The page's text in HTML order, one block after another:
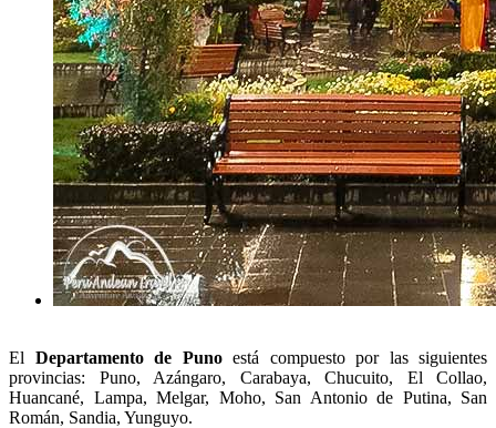
El Departamento de Punoestá compuesto por las siguientes
provincias: Puno, Azángaro, Carabaya, Chucuito, El Collao,
Huancané, Lampa, Melgar, Moho, San Antonio de Putina, San
Román, Sandia, Yunguyo.